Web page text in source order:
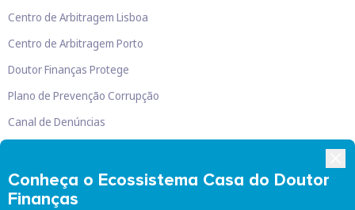
Conheça o Ecossistema Casa do Doutor
Finanças
Centro de Arbitragem Lisboa
Centro de Arbitragem Porto
Doutor Finanças Protege
Plano de Prevenção Corrupção
Canal de Denúncias